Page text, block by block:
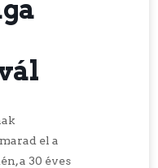
el a
a 30 éves